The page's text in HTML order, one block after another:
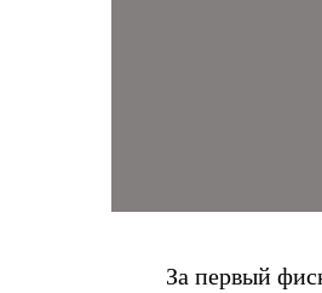
За первый